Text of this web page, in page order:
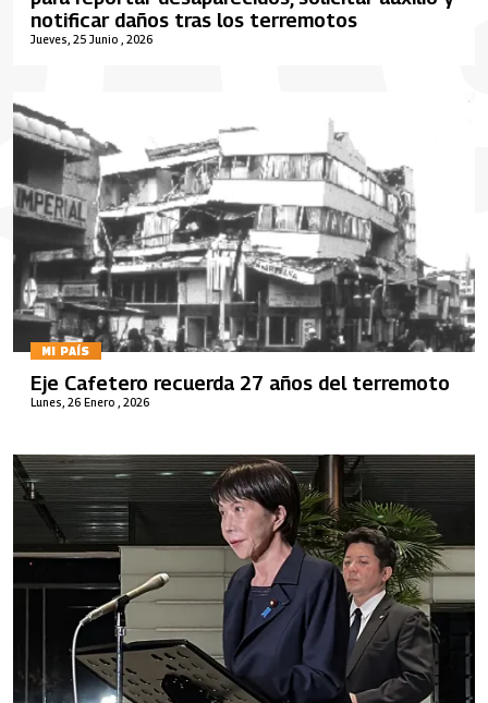
Jueves, 25 Junio , 2026
notificar daños tras los terremotos
MI PAÍS
Lunes, 26 Enero , 2026
Eje Cafetero recuerda 27 años del terremoto